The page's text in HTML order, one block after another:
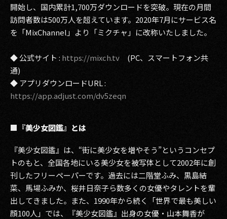
開始し、国内累計1,700万ダウンロードを突破。現在の月間
訪問者数は500万人を超えています。2020年7月にサービス名
を「MixChannel」より「ミクチャ」に改称いたしました。
◆ 公式サイト : https://mixch.tv (PC、スマートフォン共
通)
◆ アプリダウンロードURL :
https://app.adjust.com/dv5zeqn
■『美少女図鑑』とは
『美少女図鑑』は、“街に美少女を増やそう”というコンセプ
トのもと、全国各地にいる美少女を被写体として2002年に創
刊したフリーペーパーです。過去には二階堂ふみ、黒島結
菜、馬場ふみか、桜井日奈子ら数多くの女優やタレントを輩
出してきました。また、1990年から続く「世界で最も美しい
顔100人」では、『美少女図鑑』出身の女優・山本舞香が